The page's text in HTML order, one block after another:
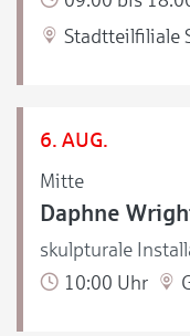
Stadtteilfiliale
6. AUG.
Mitte
Daphne
skulpturale
10:00 Uhr